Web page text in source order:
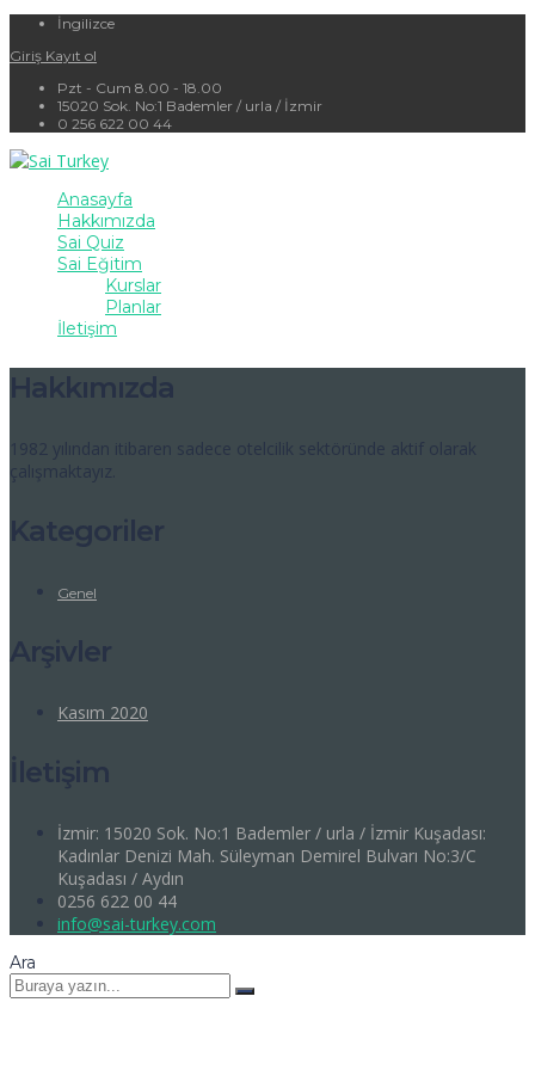
İngilizce
Giriş Kayıt ol
Pzt - Cum 8.00 - 18.00
15020 Sok. No:1 Bademler / urla / İzmir
0 256 622 00 44
Anasayfa
Hakkımızda
Sai Quiz
Sai Eğitim
Kurslar
Planlar
İletişim
Hakkımızda
1982 yılından itibaren sadece otelcilik sektöründe aktif olarak
çalışmaktayız.
Kategoriler
Genel
Arşivler
Kasım 2020
İletişim
İzmir: 15020 Sok. No:1 Bademler / urla / İzmir​ Kuşadası:
Kadınlar Denizi Mah. Süleyman Demirel Bulvarı No:3/C
Kuşadası / Aydın
0256 622 00 44
info@sai-turkey.com
Ara